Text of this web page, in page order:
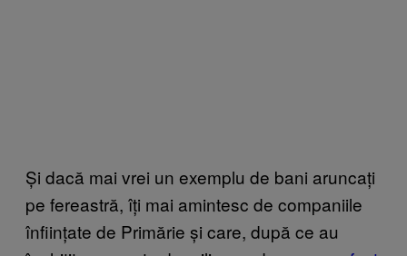
Și dacă mai vrei un exemplu de bani aruncați
pe fereastră, îți mai amintesc de companiile
înființate de Primărie și care, după ce au